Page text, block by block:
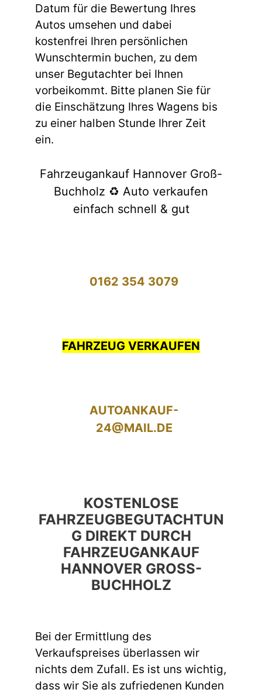
Datum für die Bewertung Ihres
Autos umsehen und dabei
kostenfrei Ihren persönlichen
Wunschtermin buchen, zu dem
unser Begutachter bei Ihnen
vorbeikommt. Bitte planen Sie für
die Einschätzung Ihres Wagens bis
zu einer halben Stunde Ihrer Zeit
ein.
Fahrzeugankauf Hannover Groß-
Buchholz ♻️ Auto verkaufen
einfach schnell & gut
0162 354 3079
FAHRZEUG VERKAUFEN
AUTOANKAUF-
24@MAIL.DE
KOSTENLOSE
FAHRZEUGBEGUTACHTUN
G DIREKT DURCH
FAHRZEUGANKAUF
HANNOVER GROSS-B
UCHHOLZ
Bei der Ermittlung des
Verkaufspreises überlassen wir
nichts dem Zufall. Es ist uns wichtig,
dass wir Sie als zufriedenen Kunden